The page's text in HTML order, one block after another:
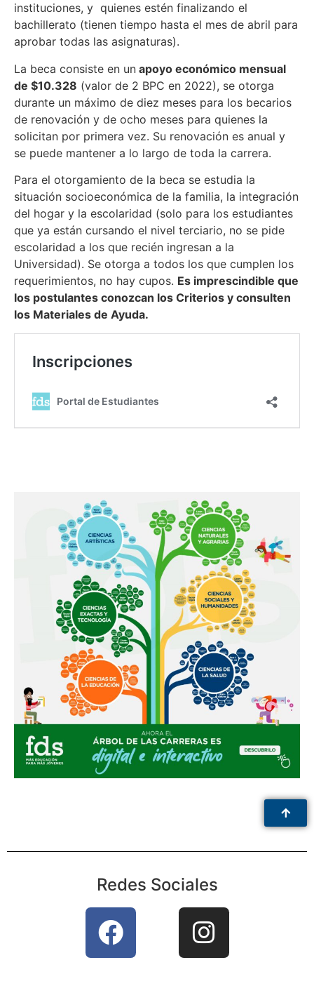
instituciones, y quienes estén finalizando el
bachillerato (tienen tiempo hasta el mes de abril para
aprobar todas las asignaturas).
La beca consiste en un apoyo económico mensual
de $10.328 (valor de 2 BPC en 2022), se otorga
durante un máximo de diez meses para los becarios
de renovación y de ocho meses para quienes la
solicitan por primera vez. Su renovación es anual y
se puede mantener a lo largo de toda la carrera.
Para el otorgamiento de la beca se estudia la
situación socioeconómica de la familia, la integración
del hogar y la escolaridad (solo para los estudiantes
que ya están cursando el nivel terciario, no se pide
escolaridad a los que recién ingresan a la
Universidad). Se otorga a todos los que cumplen los
requerimientos, no hay cupos. Es imprescindible que
los postulantes conozcan los Criterios y consulten
los Materiales de Ayuda.
Redes Sociales